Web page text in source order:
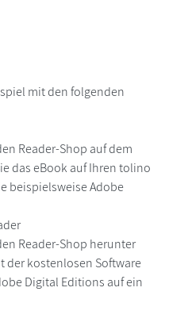
mit den folgenden
Reader-Shop auf dem
das eBook auf Ihren tolino
beispielsweise Adobe
Reader-Shop herunter
der kostenlosen Software
Digital Editions auf ein